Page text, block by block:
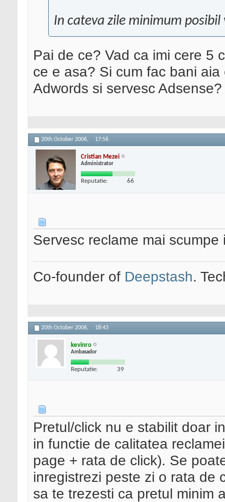
In cateva zile minimum posibil
Pai de ce? Vad ca imi cere 5
ce e asa? Si cum fac bani
Adwords si servesc Adsense?
20th October 2006, 17:56
Cristian Mezei
Administrator
Reputatie: 66
Servesc reclame mai
Co-founder of Deepstash.
20th October 2006, 18:43
kevinro
Ambasador
Reputatie: 39
Pretul/click nu e stabilit doar
in functie de calitatea
page + rata de click). Se
inregistrezi peste zi o rata de
sa te trezesti ca pretul minim